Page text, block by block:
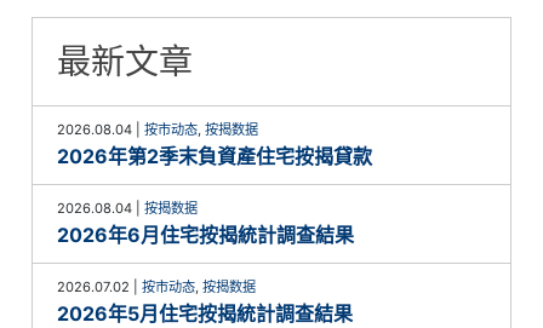
最新文章
2026.08.04 |按市动态,按揭数据
2026年第2季末負資產住宅按揭貸款
2026.08.04 |按揭数据
2026年6月住宅按揭統計調查結果
2026.07.02 |按市动态,按揭数据
2026年5月住宅按揭統計調查結果